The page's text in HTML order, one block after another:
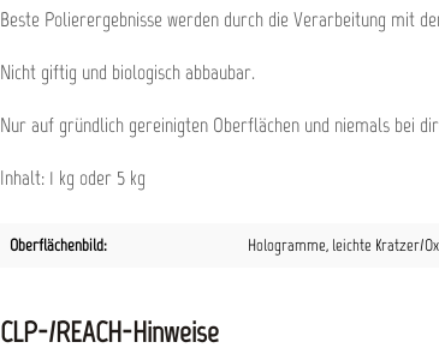
Beste Polierergebnisse werden durch die Verarbeitung mit
Nicht giftig und biologisch abbaubar.
Nur auf gründlich gereinigten Oberflächen und niemals bei
Inhalt: 1 kg oder 5 kg
Oberflächenbild: Hologramme, leichte Kratzer/
CLP-/REACH-Hinweise